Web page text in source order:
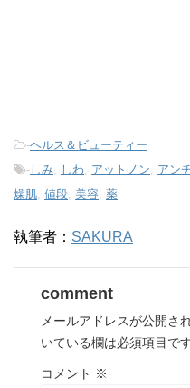
-ヘルス＆ビューティー
-しみ しわ アットノン アン
燥肌 値段 美容 薬
執筆者： SAKURA
comment
メールアドレスが公開さ
いている欄は必須項目で
コメント ※